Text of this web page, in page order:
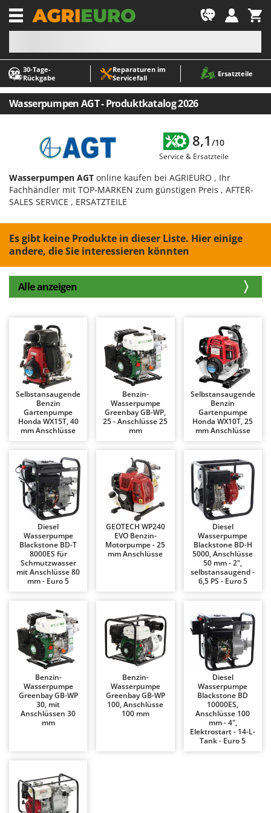
30‑Tage-
Rückgabe
Reparaturen im
Servicefall
Ersatzteile
-1
A
Abbeermaschinen - Traubenmühlen
Abfüllgeräte
Akku Gartenscheren
Akku Gras- und Strauchscheren
Akku-Stichsägen
Allzwecktransporter - Motorschubkarren
Alu-Teleskopleitern
Anbaubagger Heckbagger für Traktoren
Arbeitsschutzkleidung
Aschesauger
Astscheren
Atemschutzgeräte
Aufschnittmaschinen
Auslegemulcher für Traktoren
Äxte - Beile und Spalthammer
B
Balkenmäher
Bandsägen
Baum- und Astscheren - manuell
Baumscheren - pneumatisch
Baumstumpffräsen
Bindezangen - elektrisch
Bodenfräsen für Traktor
Bodenreinigungsmaschinen
Brutmaschinen Inkubatoren
Bürsten für den Außenbereich
Dampfreiniger und Dampfbesen
Einachsschlepper
Elektrische Tauchpumpen
Erdbohrer
Erntenetze für Obst und Oliven
Fensterreiniger
Fleischwolf
A
ABAC
AgriEuro Premium
AgriEuro TOP-LINE
AGT
Aima
AL-KO
ALA 2000
Alce
Alpina
Ambrogio Robot
Annovi Reverberi
Archman
Arco
Ardes
Argo
Ariete
Artus
Ausonia
Awelco
Baesso
Bahco
Barbieri
Batavia
Benassi
Beper
Berkel
Bernardi
Bertolini Pumps
Besser Vacuum
Bestway
Beta tools
Blue Bird
Bomet
Wasserpumpen AGT - Produktkatalog 2026
8,1 /10
Service & Ersatzteile
Wasserpumpen AGT online kaufen bei AGRIEURO , Ihr
Fachhändler mit TOP-MARKEN zum günstigen Preis , AFTER-
SALES SERVICE , ERSATZTEILE
Es gibt keine Produkte in dieser Liste. Hier einige
andere, die Sie interessieren könnten
Alle anzeigen
Selbstansaugende
Benzin
Gartenpumpe
Honda WX15T, 40
mm Anschlüsse
Benzin-
Wasserpumpe
Greenbay GB-WP,
25 - Anschlüsse 25
mm
Selbstansaugende
Benzin
Gartenpumpe
Honda WX10T, 25
mm Anschlüsse
Diesel
Wasserpumpe
Blackstone BD-T
8000ES für
Schmutzwasser
mit Anschlüsse 80
mm - Euro 5
GEOTECH WP240
EVO Benzin-
Motorpumpe - 25
mm Anschlüsse
Diesel
Wasserpumpe
Blackstone BD-H
5000, Anschlüsse
50 mm - 2",
selbstansaugend -
6,5 PS - Euro 5
Benzin-
Wasserpumpe
Greenbay GB-WP
30, mit
Anschlüssen 30
mm
Benzin-
Wasserpumpe
Greenbay GB-WP
100, Anschlüsse
100 mm
Diesel
Wasserpumpe
Blackstone BD
10000ES,
Anschlüsse 100
mm - 4",
Elektrostart - 14-L-
Tank - Euro 5